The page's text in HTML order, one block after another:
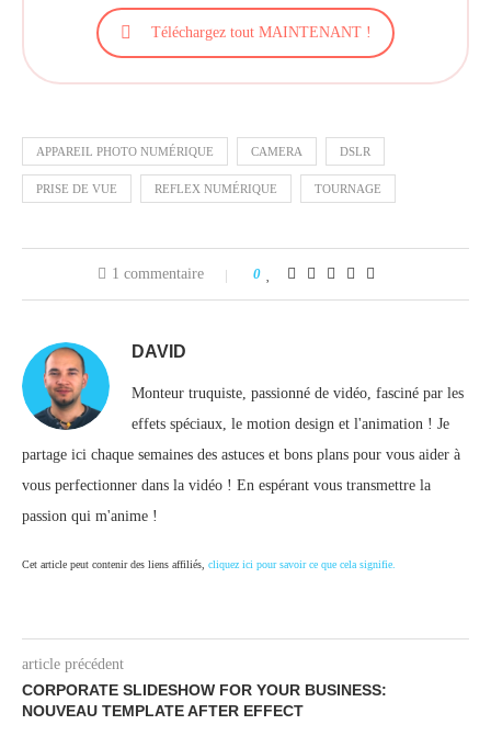
Téléchargez tout MAINTENANT !
APPAREIL PHOTO NUMÉRIQUE CAMERA DSLR
PRISE DE VUE REFLEX NUMÉRIQUE TOURNAGE
1 commentaire 0
DAVID
Monteur truquiste, passionné de vidéo, fasciné par les
effets spéciaux, le motion design et l'animation ! Je
partage ici chaque semaines des astuces et bons plans pour vous aider à
vous perfectionner dans la vidéo ! En espérant vous transmettre la
passion qui m'anime !
Cet article peut contenir des liens affiliés, cliquez ici pour savoir ce que cela signifie.
article précédent
CORPORATE SLIDESHOW FOR YOUR BUSINESS:
NOUVEAU TEMPLATE AFTER EFFECT